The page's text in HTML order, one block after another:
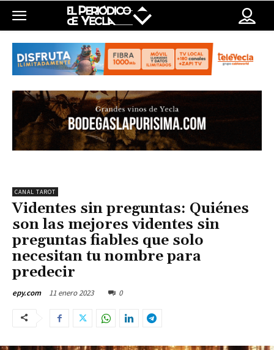
CANAL TAROT
Videntes sin preguntas: Quiénes
son las mejores videntes sin
preguntas fiables que solo
necesitan tu nombre para
predecir
epy.com 11 enero 2023 0